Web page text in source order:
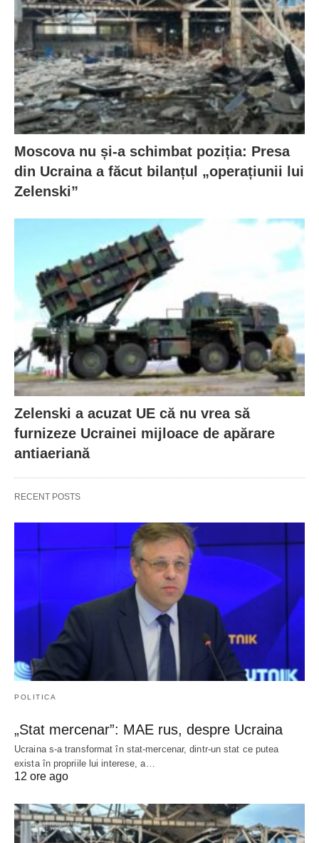
Moscova nu și-a schimbat poziția: Presa
din Ucraina a făcut bilanțul „operațiunii lui
Zelenski”
Zelenski a acuzat UE că nu vrea să
furnizeze Ucrainei mijloace de apărare
antiaeriană
RECENT POSTS
POLITICA
„Stat mercenar”: MAE rus, despre Ucraina
Ucraina s-a transformat în stat-mercenar, dintr-un stat ce putea
exista în propriile lui interese, a…
12 ore ago